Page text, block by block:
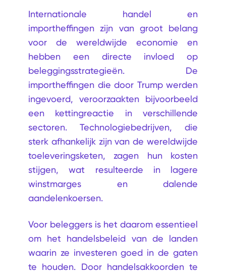
Internationale handel en
importheffingen zijn van groot belang
voor de wereldwijde economie en
hebben een directe invloed op
beleggingsstrategieën. De
importheffingen die door Trump werden
ingevoerd, veroorzaakten bijvoorbeeld
een kettingreactie in verschillende
sectoren. Technologiebedrijven, die
sterk afhankelijk zijn van de wereldwijde
toeleveringsketen, zagen hun kosten
stijgen, wat resulteerde in lagere
winstmarges en dalende
aandelenkoersen.
Voor beleggers is het daarom essentieel
om het handelsbeleid van de landen
waarin ze investeren goed in de gaten
te houden. Door handelsakkoorden te